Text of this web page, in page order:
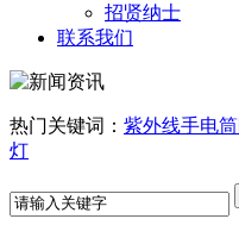
招贤纳士
联系我们
热门关键词： 紫外线手电筒
灯